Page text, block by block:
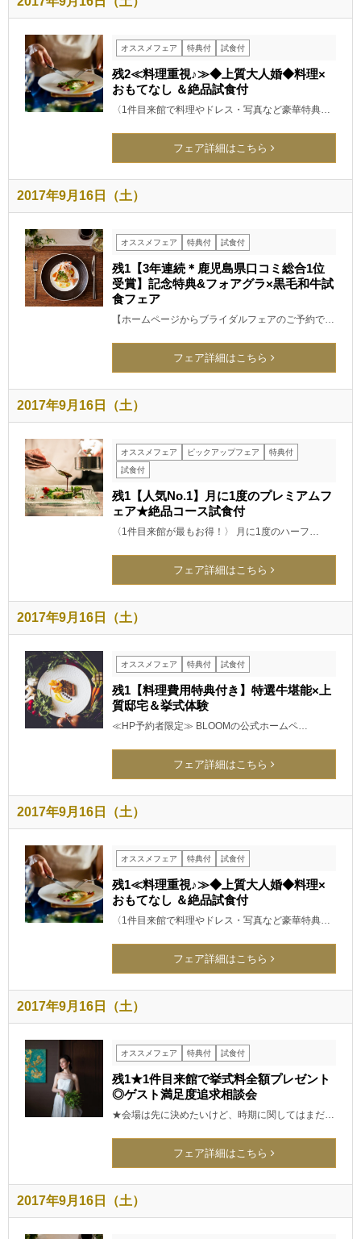
オススメフェア 特典付 試食付
残2≪料理重視♪≫◆上質大人婚◆料理×
おもてなし ＆絶品試食付
〈1件目来館で料理やドレス・写真など豪華特典…
フェア詳細はこちら
2017年9月16日（土）
オススメフェア 特典付 試食付
残1【3年連続＊鹿児島県口コミ総合1位
受賞】記念特典&フォアグラ×黒毛和牛試
食フェア
【ホームページからブライダルフェアのご予約で…
フェア詳細はこちら
2017年9月16日（土）
オススメフェア ピックアップフェア
特典付
試食付
残1【人気No.1】月に1度のプレミアムフ
ェア★絶品コース試食付
〈1件目来館が最もお得！〉 月に1度のハーフ…
フェア詳細はこちら
2017年9月16日（土）
オススメフェア 特典付 試食付
残1【料理費用特典付き】特選牛堪能×上
質邸宅＆挙式体験
≪HP予約者限定≫ BLOOMの公式ホームペ…
フェア詳細はこちら
2017年9月16日（土）
オススメフェア 特典付 試食付
残1≪料理重視♪≫◆上質大人婚◆料理×
おもてなし ＆絶品試食付
〈1件目来館で料理やドレス・写真など豪華特典…
フェア詳細はこちら
2017年9月16日（土）
オススメフェア 特典付 試食付
残1★1件目来館で挙式料全額プレゼント
◎ゲスト満足度追求相談会
★会場は先に決めたいけど、時期に関してはまだ…
フェア詳細はこちら
2017年9月16日（土）